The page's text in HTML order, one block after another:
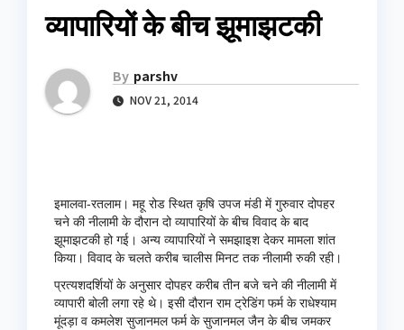
व्यापारियों के बीच झूमाझटकी
By parshv
NOV 21, 2014
इमालवा-रतलाम। महू रोड स्थित कृषि उपज मंडी में गुरुवार दोपहर
चने की नीलामी के दौरान दो व्यापारियों के बीच विवाद के बाद
झूमाझटकी हो गई। अन्य व्यापारियों ने समझाइश देकर मामला शांत
किया। विवाद के चलते करीब चालीस मिनट तक नीलामी रुकी रही।
प्रत्यशदर्शियों के अनुसार दोपहर करीब तीन बजे चने की नीलामी में
व्यापारी बोली लगा रहे थे। इसी दौरान राम ट्रेडिंग फर्म के राधेश्याम
मूंदड़ा व कमलेश सुजानमल फर्म के सुजानमल जैन के बीच जमकर